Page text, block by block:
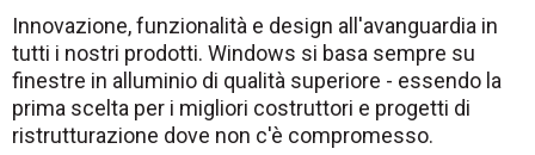
Innovazione, funzionalità e design all'avanguardia in
tutti i nostri prodotti. Windows si basa sempre su
finestre in alluminio di qualità superiore - essendo la
prima scelta per i migliori costruttori e progetti di
ristrutturazione dove non c'è compromesso.